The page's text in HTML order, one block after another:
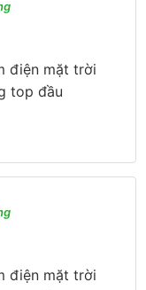
điện mặt trời
top đầu
điện mặt trời